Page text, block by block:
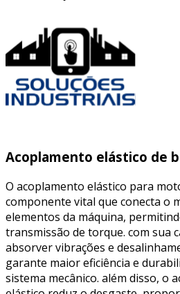
Acoplamento elástico de
O acoplamento elástico para
componente vital que conecta o
elementos da máquina,
transmissão de torque. com sua
absorver vibrações e
garante maior eficiência e
sistema mecânico. além disso, o